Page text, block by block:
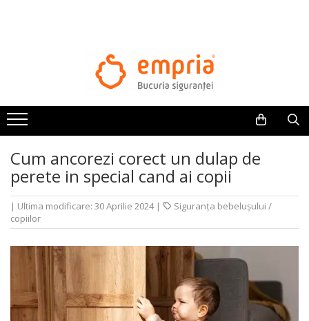
Bariere protectie pentru pat
Protectii mobilier
Banda protectie mobila copii
Protectie colturi mobila copii
Sigurante pentru sertare si usi
Sigurante geamuri si usi glisante
Kituri de siguranta pentru copii si
bebelusi
Protectii casa
Protectii utile
Cum ancorezi corect un dulap de
perete in special cand ai copii
| Ultima modificare: 30 Aprilie 2024|
Siguranța bebelușului /
copiilor